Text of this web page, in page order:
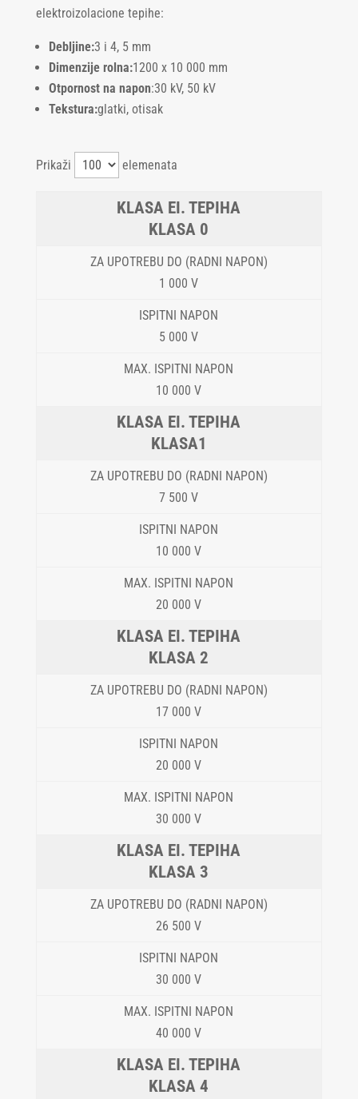
elektroizolacione tepihe:
Debljine:3 i 4, 5 mm
Dimenzije rolna:1200 x 10 000 mm
Otpornost na napon:30 kV, 50 kV
Tekstura:glatki, otisak
Prikaži elemenata
KLASA 0
1 000 V
5 000 V
10 000 V
KLASA1
7 500 V
10 000 V
20 000 V
KLASA 2
17 000 V
20 000 V
30 000 V
KLASA 3
26 500 V
30 000 V
40 000 V
KLASA 4